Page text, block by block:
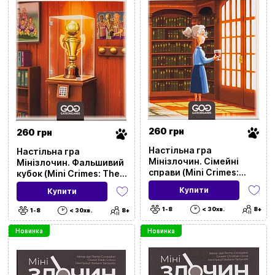
260 грн
Настільна гра
Мінізлочин. Фальшивий
кубок (Mini Crimes: The
Strange Cup)
Купити
1-8 < 30хв. 8+
260 грн
Настільна гра
Мінізлочин. Сімейні
справи (Mini Crimes:
Family Matter)
Купити
1-8 < 30хв. 8+
Новинка Новинка